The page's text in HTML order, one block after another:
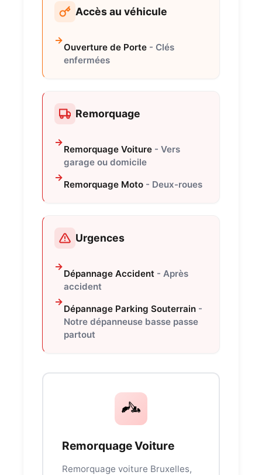
Accès au véhicule
Ouverture de Porte - Clés
enfermées
Remorquage
Remorquage Voiture - Vers
garage ou domicile
Remorquage Moto - Deux-roues
Urgences
Dépannage Accident - Après
accident
Dépannage Parking Souterrain -
Notre dépanneuse basse passe
partout
Remorquage Voiture
Remorquage voiture Bruxelles,